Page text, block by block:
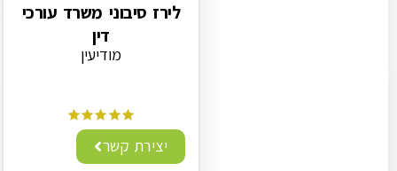
לירז סיבוני משרד עורכי
דין
מודיעין
יצירת קשר